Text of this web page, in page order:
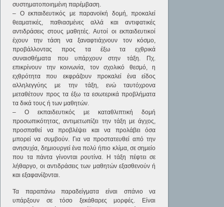
συστηματοποιημένη παρέμβαση.
– Ο εκπαιδευτικός με παρανοϊκή δομή, προκαλεί
θεαματικές, παθιασμένες αλλά και αντιφατικές
αντιδράσεις στους μαθητές. Αυτοί οι εκπαιδευτικοί
έχουν την τάση να ξαναφτιάχνουν τον κόσμο,
προβάλλοντας προς τα έξω τα εχθρικά
συναισθήματα που υπάρχουν στην τάξη. Πχ.
επικρίνουν την κοινωνία, τον σχολικό θεσμό, η
εχθρότητα που εκφράζουν προκαλεί ένα είδος
αλληλεγγύης με την τάξη, ενώ ταυτόχρονα
μεταθέτουν προς τα έξω τα εσωτερικά προβλήματα
τα δικά τους ή των μαθητών.
– Ο εκπαιδευτικός με καταθλιπτική δομή
προσωπικότητας, αντιμετωπίζει την τάξη με άγχος,
προσπαθεί να προβλέψει και να προλάβει όσα
μπορεί να συμβούν. Για να προστατευθεί από την
ανησυχία, δημιουργεί ένα πολύ ήπιο κλίμα, σε σημείο
που τα πάντα γίνονται ρουτίνα. Η τάξη πέφτει σε
λήθαργο, οι αντιδράσεις των μαθητών εξασθενούν ή
και εξαφανίζονται.
Τα παραπάνω παραδείγματα είναι σπάνιο να
υπάρξουν σε τόσο ξεκάθαρες μορφές. Είναι